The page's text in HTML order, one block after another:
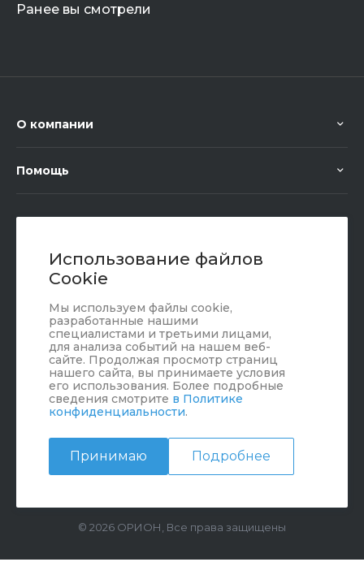
Использование файлов
Cookie
Мы используем файлы cookie,
разработанные нашими
специалистами и третьими лицами,
для анализа событий на нашем веб-
сайте. Продолжая просмотр страниц
нашего сайта, вы принимаете условия
его использования. Более подробные
сведения смотрите в Политике
конфиденциальности.
Принимаю Подробнее
Ранее вы смотрели
О компании
Помощь
г. Юрюзань, ул. Пролетарская, 101
© 2026 ОРИОН, Все права защищены